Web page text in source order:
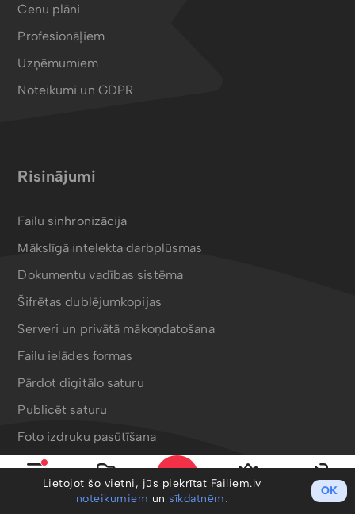
Mani faili Ieiet
Cenu plāni
Profesionāļiem
Uzņēmumiem
Noteikumi un GDPR
Risinājumi
Failu sinhronizācija
Mākslīgā intelekta darbplūsmas
Dokumentu vadības sistēma
Šifrētas dublējumkopijas
Serveri un privātā mākoņdatošana
Failu ielādes formas
Pārdot digitālo saturu
Publicēt saturu
Foto izdruku pasūtīšana
Bergafoto drukas produkti
Lietojot šo vietni, jūs piekrītat Failiem.lv
noteikumiem unsīkdatnēm.
OK